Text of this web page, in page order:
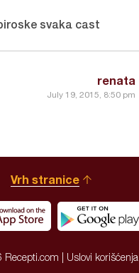
renata
July 19, 2015, 8:50 pm
svaka cast
Vrh stranice
| Uslovi korišćenja